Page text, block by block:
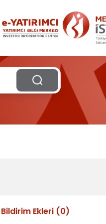
Bildirim Ekleri(0)